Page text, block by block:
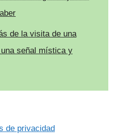
de la visita de una
señal mística y
de privacidad